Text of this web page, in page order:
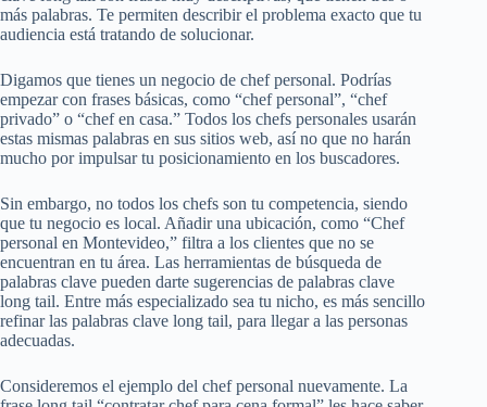
más palabras. Te permiten describir el problema exacto que tu
audiencia está tratando de solucionar.
Digamos que tienes un negocio de chef personal. Podrías
empezar con frases básicas, como “chef personal”, “chef
privado” o “chef en casa.” Todos los chefs personales usarán
estas mismas palabras en sus sitios web, así no que no harán
mucho por impulsar tu posicionamiento en los buscadores.
Sin embargo, no todos los chefs son tu competencia, siendo
que tu negocio es local. Añadir una ubicación, como “Chef
personal en Montevideo,” filtra a los clientes que no se
encuentran en tu área. Las herramientas de búsqueda de
palabras clave pueden darte sugerencias de palabras clave
long tail. Entre más especializado sea tu nicho, es más sencillo
refinar las palabras clave long tail, para llegar a las personas
adecuadas.
Consideremos el ejemplo del chef personal nuevamente. La